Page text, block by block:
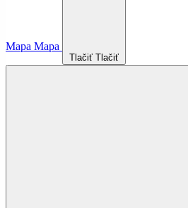
Mapa Mapa
Tlačiť Tlačiť